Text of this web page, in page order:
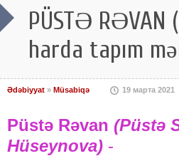
Tv
PÜSTƏ RƏVAN
harda tapım
Ədəbiyyat » Müsabiqə 19 марта 2021
Püstə Rəvan (Püstə
Hüseynova) -